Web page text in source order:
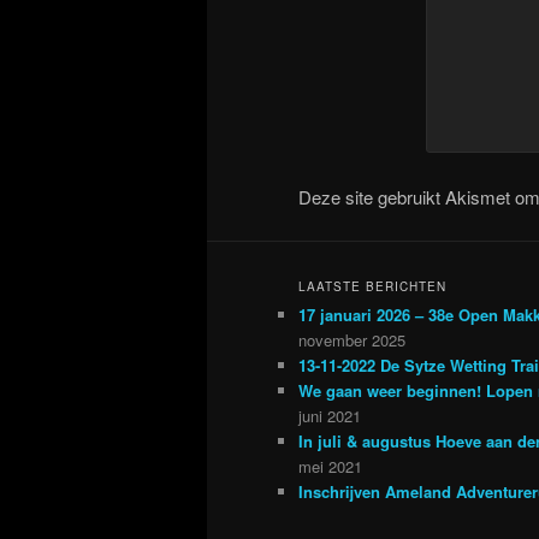
Deze site gebruikt Akismet
LAATSTE BERICHTEN
17 januari 2026 – 38e Open
november 2025
13-11-2022 De Sytze Wetting
We gaan weer beginnen!
juni 2021
In juli & augustus Hoeve aan
mei 2021
Inschrijven Ameland